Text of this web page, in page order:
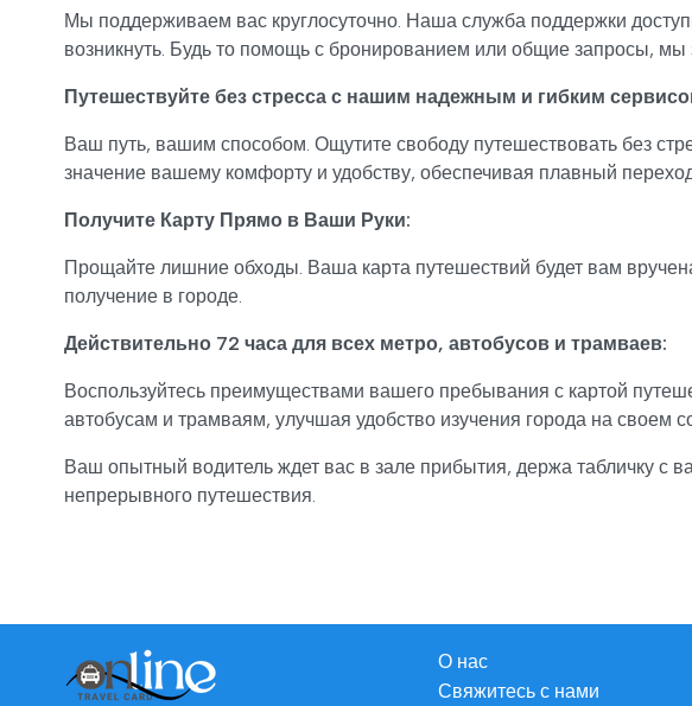
Мы поддерживаем вас круглосуточно. Наша служба поддержки
возникнуть. Будь то помощь с бронированием или общие запросы, мы
Путешествуйте без стресса с нашим надежным и гибким
Ваш путь, вашим способом. Ощутите свободу путешествовать без
значение вашему комфорту и удобству, обеспечивая плавный
Получите Карту Прямо в Ваши Руки:
Прощайте лишние обходы. Ваша карта путешествий будет вам
получение в городе.
Действительно 72 часа для всех метро, автобусов и трамваев:
Воспользуйтесь преимуществами вашего пребывания с картой
автобусам и трамваям, улучшая удобство изучения города на своем
Ваш опытный водитель ждет вас в зале прибытия, держа табличку с
непрерывного путешествия.
О нас
Свяжитесь с нами